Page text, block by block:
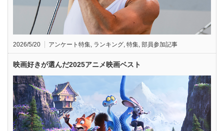
2026/5/20 アンケート特集, ランキング, 特集, 部員参加記事
映画好きが選んだ2025アニメ映画ベスト